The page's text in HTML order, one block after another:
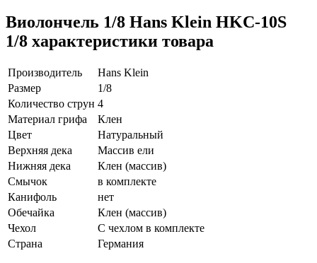
Виолончель 1/8 Hans Klein HKC-10S
1/8 характеристики товара
Производитель
Hans Klein
Размер
1/8
Количество струн 4
Материал грифа
Клен
Цвет
Натуральный
Верхняя дека
Массив ели
Нижняя дека
Клен (массив)
Смычок
в комплекте
Канифоль
нет
Обечайка
Клен (массив)
Чехол
С чехлом в комплекте
Страна
Германия